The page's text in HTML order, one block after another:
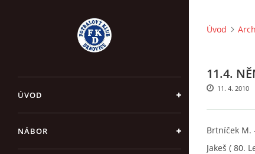
ÚVOD
NÁBOR
Úvod
11.4.
11. 4. 2010
Brtníček M.
Jakeš ( 80.